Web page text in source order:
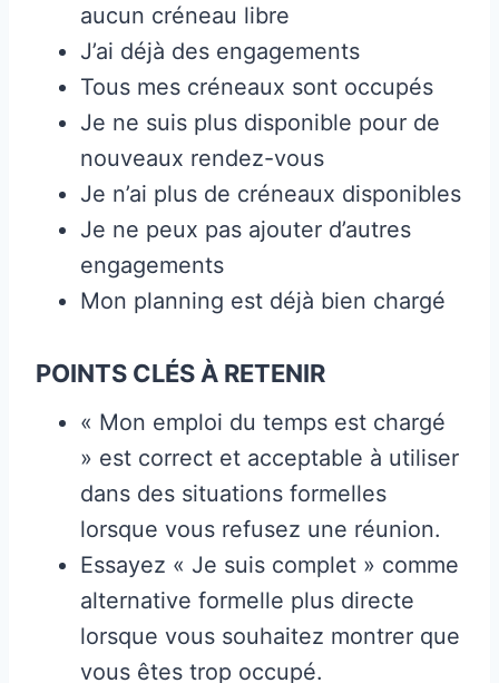
aucun créneau libre
J’ai déjà des engagements
Tous mes créneaux sont occupés
Je ne suis plus disponible pour de
nouveaux rendez-vous
Je n’ai plus de créneaux disponibles
Je ne peux pas ajouter d’autres
engagements
Mon planning est déjà bien chargé
POINTS CLÉS À RETENIR
« Mon emploi du temps est chargé
» est correct et acceptable à utiliser
dans des situations formelles
lorsque vous refusez une réunion.
Essayez « Je suis complet » comme
alternative formelle plus directe
lorsque vous souhaitez montrer que
vous êtes trop occupé.